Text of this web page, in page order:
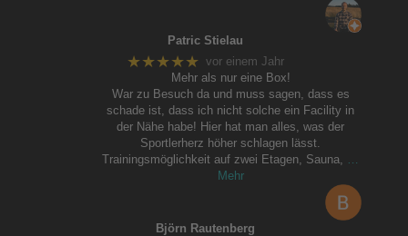
Patric Stielau
★★★★★ vor einem Jahr
Mehr als nur eine Box!
War zu Besuch da und muss sagen, dass es
schade ist, dass ich nicht solche ein Facility in
der Nähe habe! Hier hat man alles, was der
Sportlerherz höher schlagen lässt.
Trainingsmöglichkeit auf zwei Etagen, Sauna,
Mehr
Björn Rautenberg